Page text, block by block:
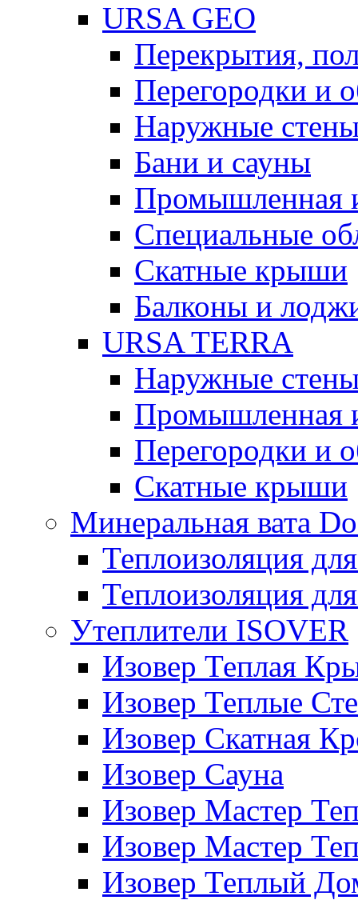
URSA GEO
Перекрытия,
Перегородки и
Наружные
Бани и сауны
Промышленная
Специальные
Скатные крыши
Балконы и
URSA TERRA
Наружные
Промышленная
Перегородки и
Скатные крыши
Минеральная вата
Теплоизоляция
Теплоизоляция
Утеплители ISOVER
Изовер Теплая
Изовер Теплые
Изовер Скатная
Изовер Сауна
Изовер Мастер
Изовер Мастер
Изовер Теплый